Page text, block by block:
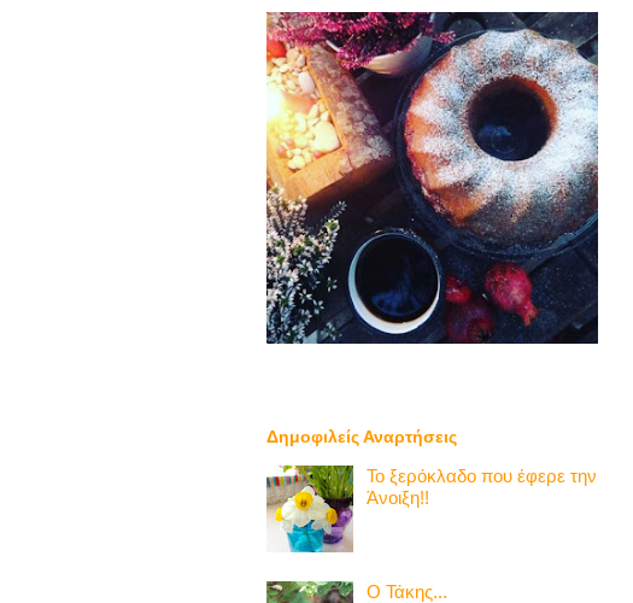
Δημοφιλείς Αναρτήσεις
Το ξερόκλαδο που έφερε την
Άνοιξη!!
Ο Τάκης...